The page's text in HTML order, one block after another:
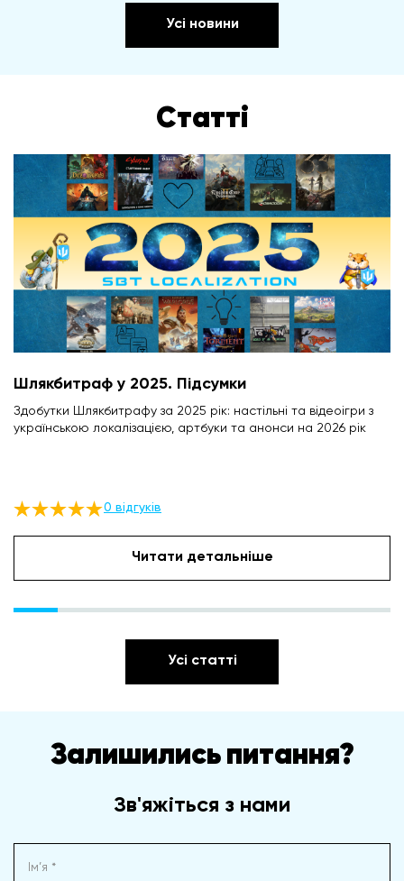
Усі новини
Статті
Шлякбитраф у 2025. Підсумки
Здобутки Шлякбитрафу за 2025 рік: настільні та відеоігри з
українською локалізацією, артбуки та анонси на 2026 рік
0 відгуків
Читати детальніше
Усі статті
Залишились питання?
Зв'яжіться з нами